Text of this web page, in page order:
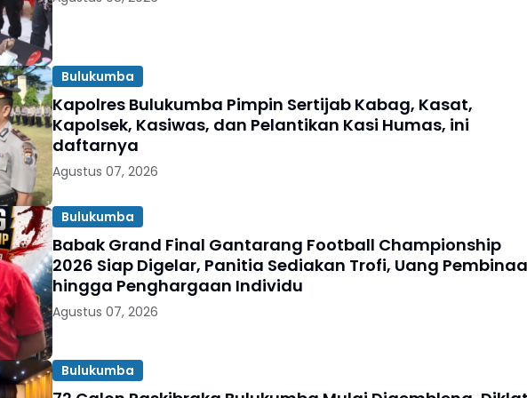
Bulukumba
Kapolres Bulukumba Pimpin Sertijab Kabag, Kasat,
Kapolsek, Kasiwas, dan Pelantikan Kasi Humas, ini
daftarnya
Agustus 07, 2026
Bulukumba
Babak Grand Final Gantarang Football Championship
2026 Siap Digelar, Panitia Sediakan Trofi, Uang
hingga Penghargaan Individu
Agustus 07, 2026
Bulukumba